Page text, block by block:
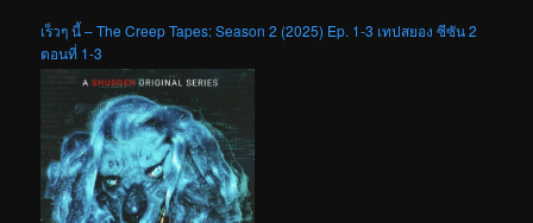
เร็วๆ นี้ – The Creep Tapes: Season 2 (2025) Ep. 1-3 เทปสยอง ซีซัน 2
ตอนที่ 1-3